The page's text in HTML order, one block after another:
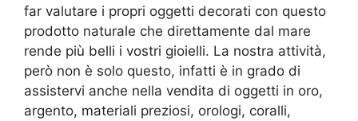
far valutare i propri oggetti decorati con questo
prodotto naturale che direttamente dal mare
rende più belli i vostri gioielli. La nostra attività,
però non è solo questo, infatti è in grado di
assistervi anche nella vendita di oggetti in oro,
argento, materiali preziosi, orologi, coralli,